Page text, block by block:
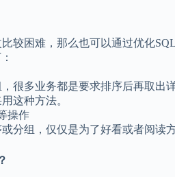
较困难，那么也可以通过优化
很多业务都是要求排序后再取
这种方法。
操作
分组，仅仅是为了好看或者阅读